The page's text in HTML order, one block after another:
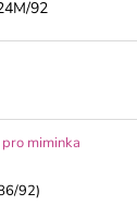
92
miminka
92)